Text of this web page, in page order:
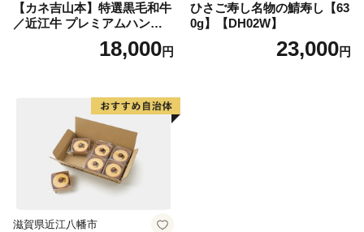
【カネ吉山本】特選黒毛和牛
／近江牛 プレミアムハンバ
ーグ 5個箱入【750ｇ（約150
ｇ×5個）】【Y095W】
18,000円
ひさご寿し名物の鯖寿し【63
0g】【DH02W】
23,000円
滋賀県近江八幡市